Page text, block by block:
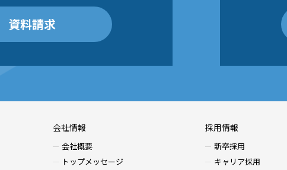
資料請求
会社情報
会社概要
トップメッセージ
採用情報
新卒採用
キャリア採用